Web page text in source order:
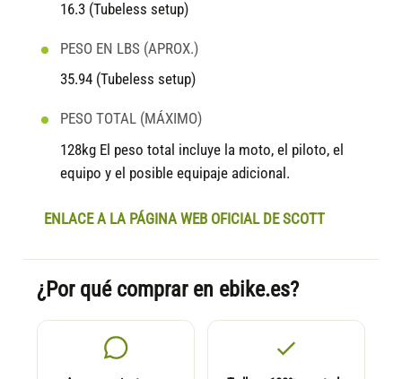
16.3 (Tubeless setup)
PESO EN LBS (APROX.)
35.94 (Tubeless setup)
PESO TOTAL (MÁXIMO)
128kg El peso total incluye la moto, el piloto, el
equipo y el posible equipaje adicional.
ENLACE A LA PÁGINA WEB OFICIAL DE SCOTT
¿Por qué comprar en ebike.es?